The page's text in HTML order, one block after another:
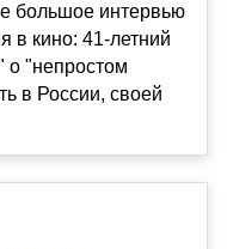
большое интервью
в кино: 41-летний
о "непростом
в России, своей